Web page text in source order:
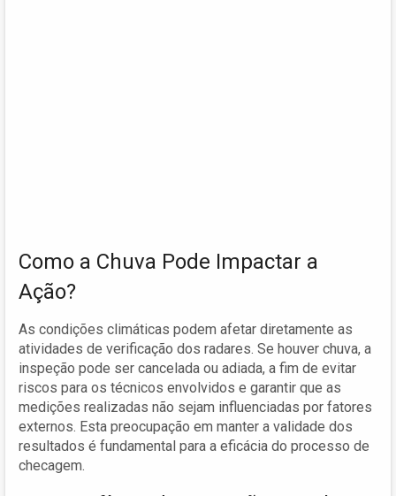
Como a Chuva Pode Impactar a
Ação?
As condições climáticas podem afetar diretamente as
atividades de verificação dos radares. Se houver chuva, a
inspeção pode ser cancelada ou adiada, a fim de evitar
riscos para os técnicos envolvidos e garantir que as
medições realizadas não sejam influenciadas por fatores
externos. Esta preocupação em manter a validade dos
resultados é fundamental para a eficácia do processo de
checagem.